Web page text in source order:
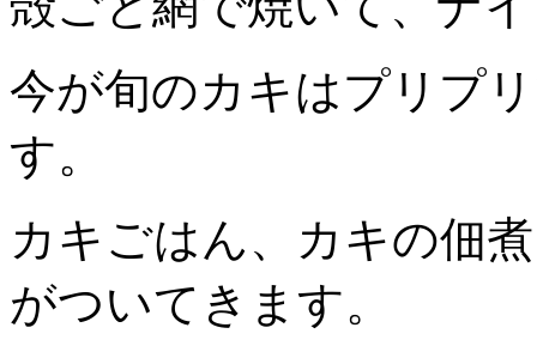
今が旬のカキはプリプ
す。
カキごはん、カキの佃
がついてきます。